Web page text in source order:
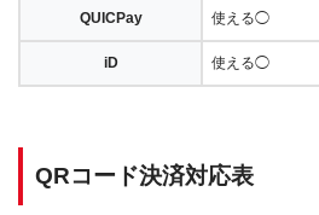
QUICPay 使える◯
iD 使える◯
QRコード決済対応表